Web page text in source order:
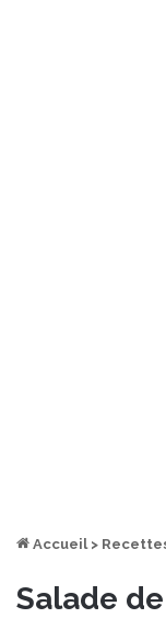
Accueil >
Salade